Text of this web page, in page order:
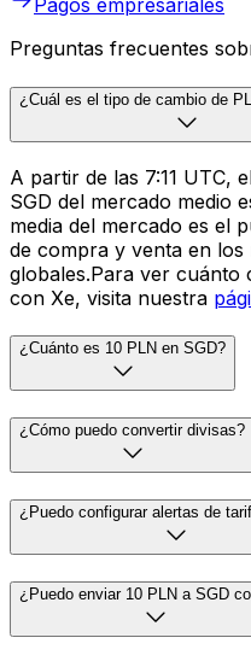
Pagos empresariales
Preguntas frecuentes
¿Cuál es el tipo de cambio de
A partir de las 7:11 UTC,
SGD del mercado medio
media del mercado es el
de compra y venta en los
globales.Para ver cuánto
con Xe, visita nuestra
¿Cuánto es 10 PLN en SGD?
¿Cómo puedo convertir divisas?
¿Puedo configurar alertas de
¿Puedo enviar 10 PLN a SGD